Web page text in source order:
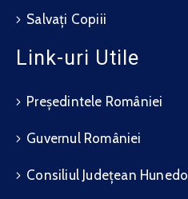
Salvați Copiii
Link-uri Utile
Președintele României
Guvernul României
Consiliul Județean